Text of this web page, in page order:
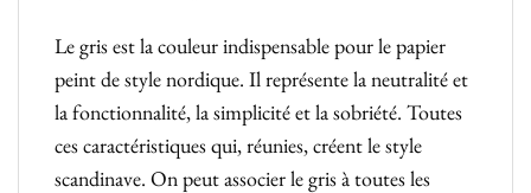
Le gris est la couleur indispensable pour le papier
peint de style nordique. Il représente la neutralité et
la fonctionnalité, la simplicité et la sobriété. Toutes
ces caractéristiques qui, réunies, créent le style
scandinave. On peut associer le gris à toutes les